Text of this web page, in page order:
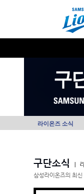
구
라이온즈 소식
구단소식
삼성라이온즈의 최